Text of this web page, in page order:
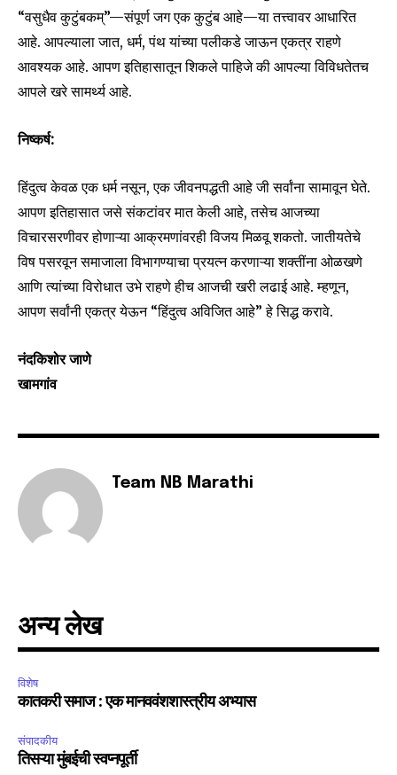
Fans Followers Followers
“वसुधैव कुटुंबकम्”—संपूर्ण जग एक कुटुंब आहे—या तत्त्वावर आधारित
आहे. आपल्याला जात, धर्म, पंथ यांच्या पलीकडे जाऊन एकत्र राहणे
आवश्यक आहे. आपण इतिहासातून शिकले पाहिजे की आपल्या विविधतेतच
आपले खरे सामर्थ्य आहे.
निष्कर्ष:
हिंदुत्व केवळ एक धर्म नसून, एक जीवनपद्धती आहे जी सर्वांना सामावून घेते.
आपण इतिहासात जसे संकटांवर मात केली आहे, तसेच आजच्या
विचारसरणीवर होणाऱ्या आक्रमणांवरही विजय मिळवू शकतो. जातीयतेचे
विष पसरवून समाजाला विभागण्याचा प्रयत्न करणाऱ्या शक्तींना ओळखणे
आणि त्यांच्या विरोधात उभे राहणे हीच आजची खरी लढाई आहे. म्हणून,
आपण सर्वांनी एकत्र येऊन “हिंदुत्व अविजित आहे” हे सिद्ध करावे.
नंदकिशोर जाणे
खामगांव
Team NB Marathi
अन्य लेख
विशेष
कातकरी समाज : एक मानववंशशास्त्रीय अभ्यास
संपादकीय
तिसऱ्या मुंबईची स्वप्नपूर्ती